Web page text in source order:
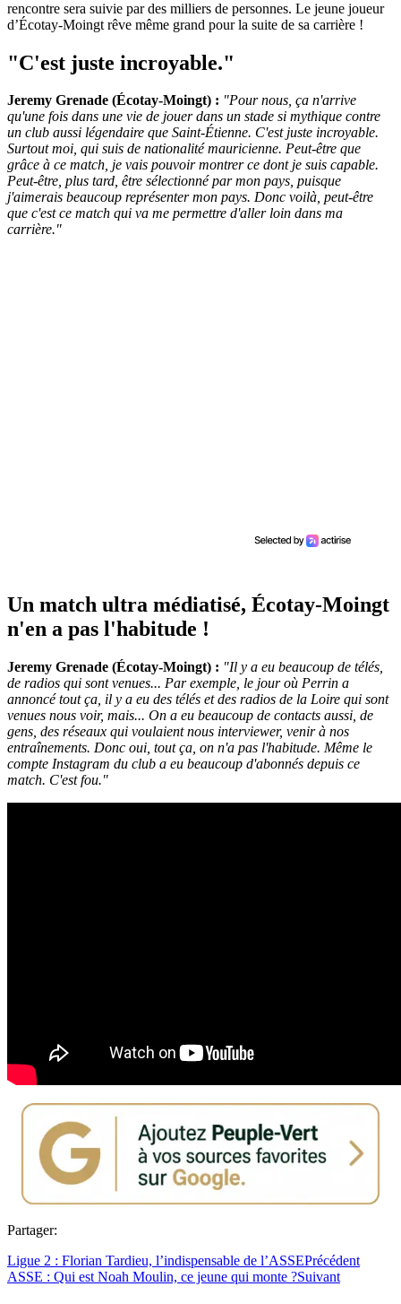
rencontre sera suivie par des milliers de personnes. Le jeune joueur
d’Écotay-Moingt rêve même grand pour la suite de sa carrière !
"C'est juste incroyable."
Jeremy Grenade (Écotay-Moingt) : "Pour nous, ça n'arrive
qu'une fois dans une vie de jouer dans un stade si mythique contre
un club aussi légendaire que Saint-Étienne. C'est juste incroyable.
Surtout moi, qui suis de nationalité mauricienne. Peut-être que
grâce à ce match, je vais pouvoir montrer ce dont je suis capable.
Peut-être, plus tard, être sélectionné par mon pays, puisque
j'aimerais beaucoup représenter mon pays. Donc voilà, peut-être
que c'est ce match qui va me permettre d'aller loin dans ma
carrière."
Un match ultra médiatisé, Écotay-Moingt
n'en a pas l'habitude !
Jeremy Grenade (Écotay-Moingt) : "Il y a eu beaucoup de télés,
de radios qui sont venues... Par exemple, le jour où Perrin a
annoncé tout ça, il y a eu des télés et des radios de la Loire qui sont
venues nous voir, mais... On a eu beaucoup de contacts aussi, de
gens, des réseaux qui voulaient nous interviewer, venir à nos
entraînements. Donc oui, tout ça, on n'a pas l'habitude. Même le
compte Instagram du club a eu beaucoup d'abonnés depuis ce
match. C'est fou."
Partager:
Ligue 2 : Florian Tardieu, l’indispensable de l’ASSEPrécédent
ASSE : Qui est Noah Moulin, ce jeune qui monte ?Suivant